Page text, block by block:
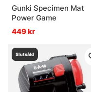
Gunki Specimen Mat
Power Game
449 kr
Slutsåld